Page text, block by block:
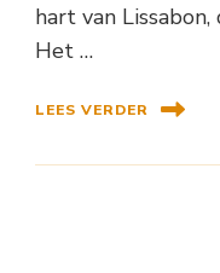
hart van
Het …
LEES VERDER